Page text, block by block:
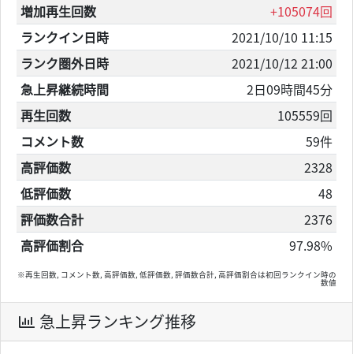
増加再生回数
+105074回
ランクイン日時
2021/10/10 11:15
ランク圏外日時
2021/10/12 21:00
急上昇継続時間
2日09時間45分
再生回数
105559回
コメント数
59件
高評価数
2328
低評価数
48
評価数合計
2376
高評価割合
97.98%
※再生回数, コメント数, 高評価数, 低評価数, 評価数合計, 高評価割合は初回ランクイン時の
数値
急上昇ランキング推移